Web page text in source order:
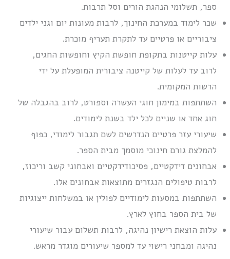
ספר, תשלומי הנהגת הורים וסל תרבות.
שכר לימוד במערכת החינוך, לרבות מעונות יום וגני ילדים
ציבוריים או פרטיים עד לתקרת תעריף מוכרת.
עלות קייטנות בתקופת חופשת הקיץ וחופשות החגים,
לרוב עד לעלות של קייטנה ציבורית המופעלת על ידי
הרשות המקומית.
השתתפות במימון חוגי העשרה וספורט, לרוב בהגבלה של
חוג אחד או שניים לכל ילד בשנת לימודים.
שיעורי עזר פרטיים הנדרשים לשם תגבור לימודי, כפוף
להמלצת גורם חינוכי מוסמך מבית הספר.
אבחונים דידקטיים, פסיכודידקטיים ואבחוני קשב וריכוז,
לרבות טיפולים הנגזרים מתוצאות אבחונים אלו.
השתתפות במסעות לימודיים לפולין או במשלחות ייצוגיות
של בית הספר בחוץ לארץ.
עלות הוצאת רישיון נהיגה, לרבות תשלום עבור שיעורי
נהיגה ומבחני רישוי עד למספר שיעורים מוגדר מראש.